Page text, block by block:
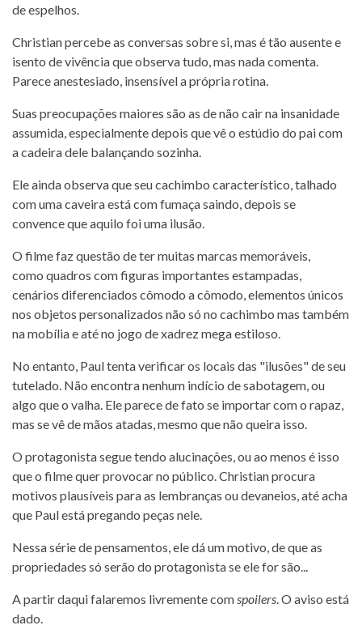
de espelhos.
Christian percebe as conversas sobre si, mas é tão ausente e
isento de vivência que observa tudo, mas nada comenta.
Parece anestesiado, insensível a própria rotina.
Suas preocupações maiores são as de não cair na insanidade
assumida, especialmente depois que vê o estúdio do pai com
a cadeira dele balançando sozinha.
Ele ainda observa que seu cachimbo característico, talhado
com uma caveira está com fumaça saindo, depois se
convence que aquilo foi uma ilusão.
O filme faz questão de ter muitas marcas memoráveis,
como quadros com figuras importantes estampadas,
cenários diferenciados cômodo a cômodo, elementos únicos
nos objetos personalizados não só no cachimbo mas também
na mobília e até no jogo de xadrez mega estiloso.
No entanto, Paul tenta verificar os locais das "ilusões" de seu
tutelado. Não encontra nenhum indício de sabotagem, ou
algo que o valha. Ele parece de fato se importar com o rapaz,
mas se vê de mãos atadas, mesmo que não queira isso.
O protagonista segue tendo alucinações, ou ao menos é isso
que o filme quer provocar no público. Christian procura
motivos plausíveis para as lembranças ou devaneios, até acha
que Paul está pregando peças nele.
Nessa série de pensamentos, ele dá um motivo, de que as
propriedades só serão do protagonista se ele for são...
A partir daqui falaremos livremente com spoilers . O aviso está
dado.